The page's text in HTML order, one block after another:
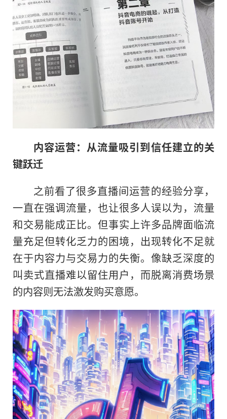
内容运营：从流量吸引到信任建立的关
键跃迁
之前看了很多直播间运营的经验分享，
一直在强调流量，也让很多人误以为，流量
和交易能成正比。但事实上许多品牌面临流
量充足但转化乏力的困境，出现转化不足就
在于内容力与交易力的失衡。像缺乏深度的
叫卖式直播难以留住用户，而脱离消费场景
的内容则无法激发购买意愿。